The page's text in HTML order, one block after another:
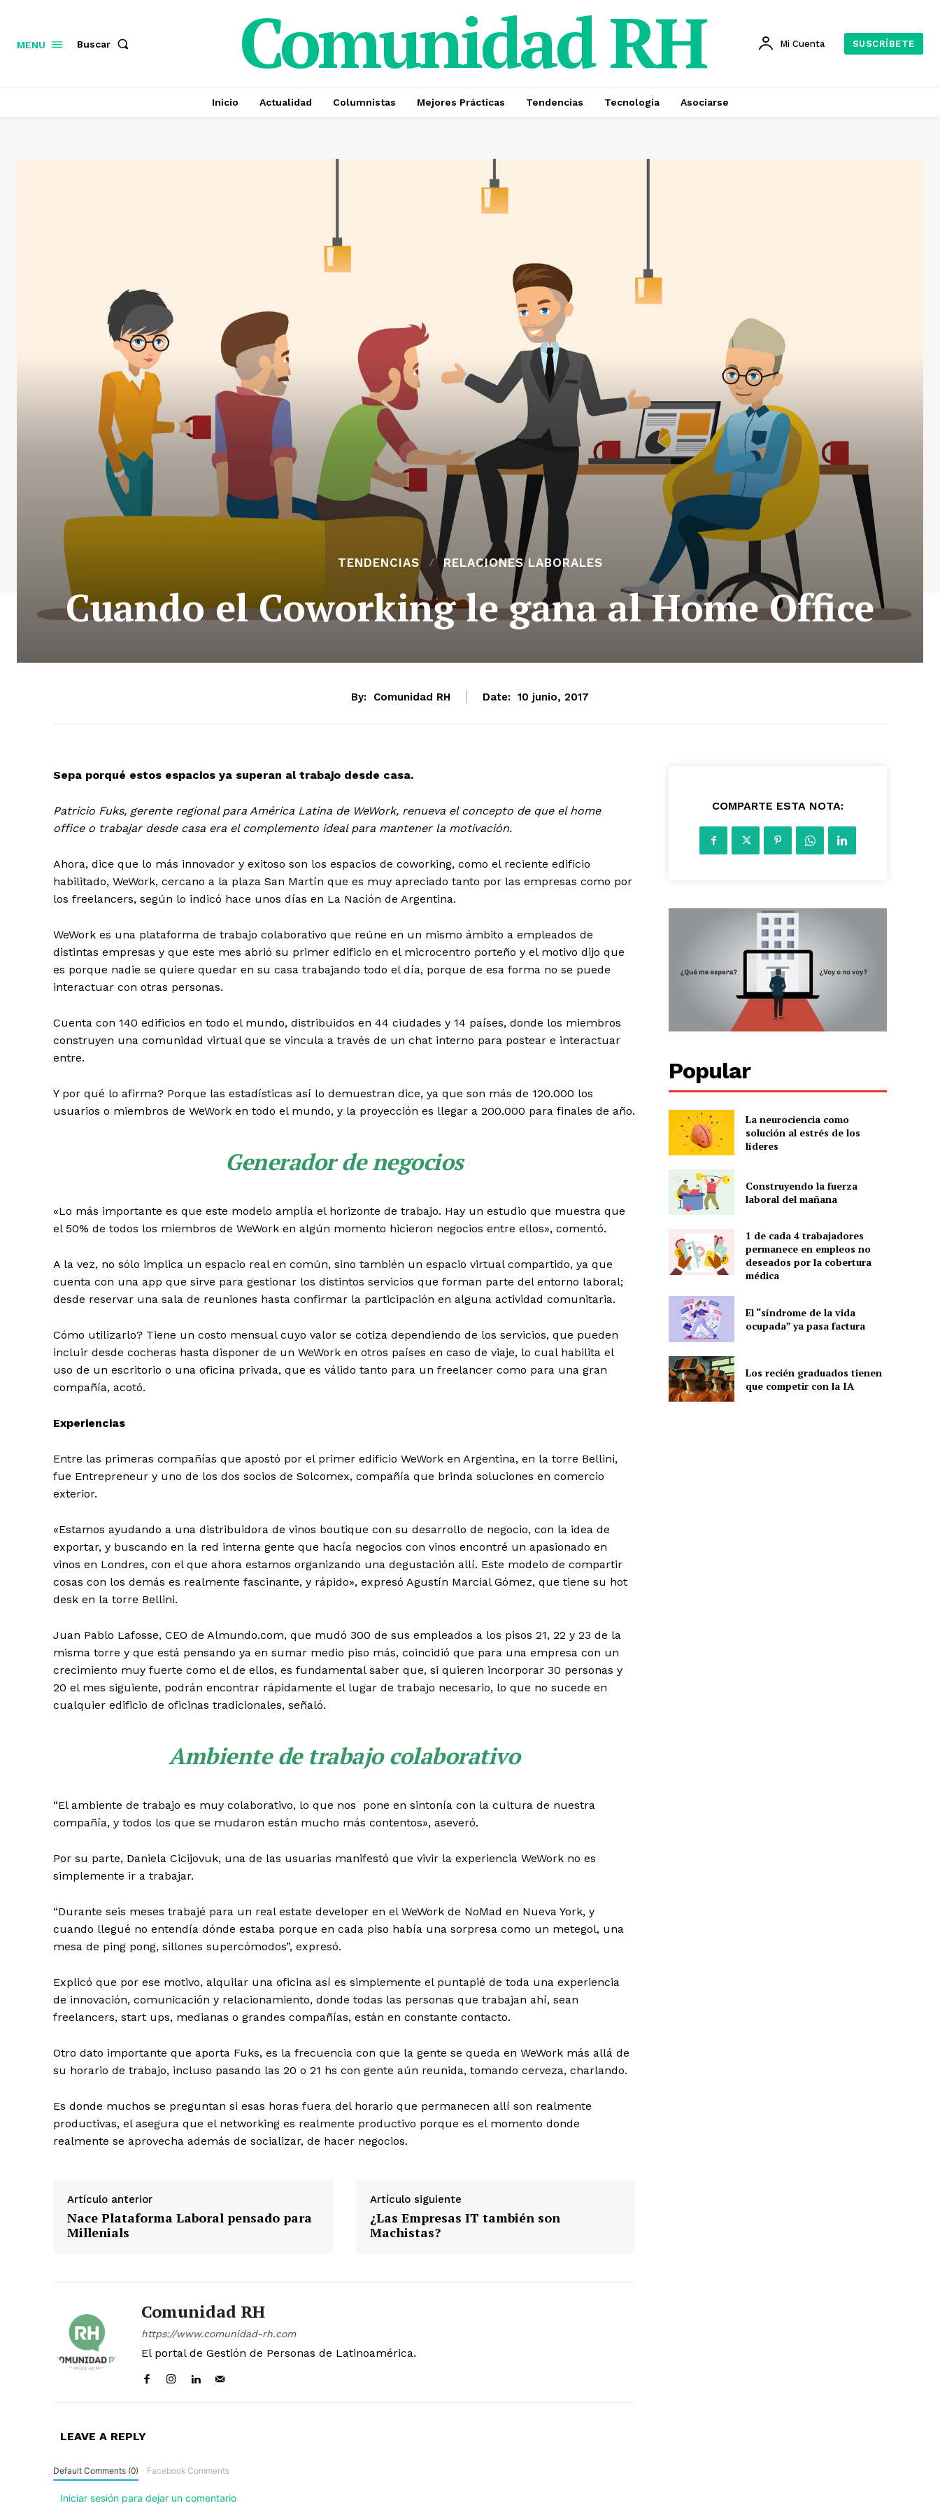
MENU Buscar Comunidad RH Mi Cuenta SUSCRÍBETE
Inicio Actualidad Columnistas Mejores Prácticas Tendencias Tecnologia Asociarse
TENDENCIAS RELACIONES LABORALES
Cuando el Coworking le gana al Home Office
By: Comunidad RH Date: 10 junio, 2017
Sepa porqué estos espacios ya superan al trabajo desde casa.
Patricio Fuks, gerente regional para América Latina de WeWork, renueva el concepto de que el home
office o trabajar desde casa era el complemento ideal para mantener la motivación.
Ahora, dice que lo más innovador y exitoso son los espacios de coworking, como el reciente edificio
habilitado, WeWork, cercano a la plaza San Martín que es muy apreciado tanto por las empresas como por
los freelancers, según lo indicó hace unos días en La Nación de Argentina.
WeWork es una plataforma de trabajo colaborativo que reúne en un mismo ámbito a empleados de
distintas empresas y que este mes abrió su primer edificio en el microcentro porteño y el motivo dijo que
es porque nadie se quiere quedar en su casa trabajando todo el día, porque de esa forma no se puede
interactuar con otras personas.
Cuenta con 140 edificios en todo el mundo, distribuidos en 44 ciudades y 14 países, donde los miembros
construyen una comunidad virtual que se vincula a través de un chat interno para postear e interactuar
entre.
Y por qué lo afirma? Porque las estadísticas así lo demuestran dice, ya que son más de 120.000 los
usuarios o miembros de WeWork en todo el mundo, y la proyección es llegar a 200.000 para finales de año.
Generador de negocios
«Lo más importante es que este modelo amplía el horizonte de trabajo. Hay un estudio que muestra que
el 50% de todos los miembros de WeWork en algún momento hicieron negocios entre ellos», comentó.
A la vez, no sólo implica un espacio real en común, sino también un espacio virtual compartido, ya que
cuenta con una app que sirve para gestionar los distintos servicios que forman parte del entorno laboral;
desde reservar una sala de reuniones hasta confirmar la participación en alguna actividad comunitaria.
Cómo utilizarlo? Tiene un costo mensual cuyo valor se cotiza dependiendo de los servicios, que pueden
incluir desde cocheras hasta disponer de un WeWork en otros países en caso de viaje, lo cual habilita el
uso de un escritorio o una oficina privada, que es válido tanto para un freelancer como para una gran
compañía, acotó.
Experiencias
Entre las primeras compañías que apostó por el primer edificio WeWork en Argentina, en la torre Bellini,
fue Entrepreneur y uno de los dos socios de Solcomex, compañía que brinda soluciones en comercio
exterior.
«Estamos ayudando a una distribuidora de vinos boutique con su desarrollo de negocio, con la idea de
exportar, y buscando en la red interna gente que hacía negocios con vinos encontré un apasionado en
vinos en Londres, con el que ahora estamos organizando una degustación allí. Este modelo de compartir
cosas con los demás es realmente fascinante, y rápido», expresó Agustín Marcial Gómez, que tiene su hot
desk en la torre Bellini.
Juan Pablo Lafosse, CEO de Almundo.com, que mudó 300 de sus empleados a los pisos 21, 22 y 23 de la
misma torre y que está pensando ya en sumar medio piso más, coincidió que para una empresa con un
crecimiento muy fuerte como el de ellos, es fundamental saber que, si quieren incorporar 30 personas y
20 el mes siguiente, podrán encontrar rápidamente el lugar de trabajo necesario, lo que no sucede en
cualquier edificio de oficinas tradicionales, señaló.
Ambiente de trabajo colaborativo
“El ambiente de trabajo es muy colaborativo, lo que nos pone en sintonía con la cultura de nuestra
compañía, y todos los que se mudaron están mucho más contentos», aseveró.
Por su parte, Daniela Cicijovuk, una de las usuarias manifestó que vivir la experiencia WeWork no es
simplemente ir a trabajar.
“Durante seis meses trabajé para un real estate developer en el WeWork de NoMad en Nueva York, y
cuando llegué no entendía dónde estaba porque en cada piso había una sorpresa como un metegol, una
mesa de ping pong, sillones supercómodos”, expresó.
Explicó que por ese motivo, alquilar una oficina así es simplemente el puntapié de toda una experiencia
de innovación, comunicación y relacionamiento, donde todas las personas que trabajan ahí, sean
freelancers, start ups, medianas o grandes compañías, están en constante contacto.
Otro dato importante que aporta Fuks, es la frecuencia con que la gente se queda en WeWork más allá de
su horario de trabajo, incluso pasando las 20 o 21 hs con gente aún reunida, tomando cerveza, charlando.
Es donde muchos se preguntan si esas horas fuera del horario que permanecen allí son realmente
productivas, el asegura que el networking es realmente productivo porque es el momento donde
realmente se aprovecha además de socializar, de hacer negocios.
Artículo anterior
Nace Plataforma Laboral pensado para
Millenials
Artículo siguiente
¿Las Empresas IT también son
Machistas?
Comunidad RH
https://www.comunidad-rh.com
El portal de Gestión de Personas de Latinoamérica.
LEAVE A REPLY
Default Comments (0) Facebook Comments
Iniciar sesión para dejar un comentario
COMPARTE ESTA NOTA:
Popular
La neurociencia como
solución al estrés de los
líderes
Construyendo la fuerza
laboral del mañana
1 de cada 4 trabajadores
permanece en empleos no
deseados por la cobertura
médica
El “síndrome de la vida
ocupada” ya pasa factura
Los recién graduados tienen
que competir con la IA